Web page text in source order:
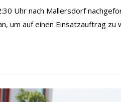
Uhr nach Mallersdorf
um auf einen Einsatzauftrag zu